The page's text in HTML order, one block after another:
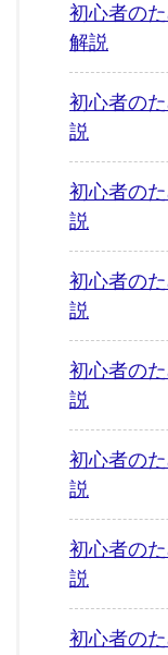
初心者の
解説
初心者の
説
初心者の
説
初心者の
説
初心者の
説
初心者の
説
初心者の
説
初心者の